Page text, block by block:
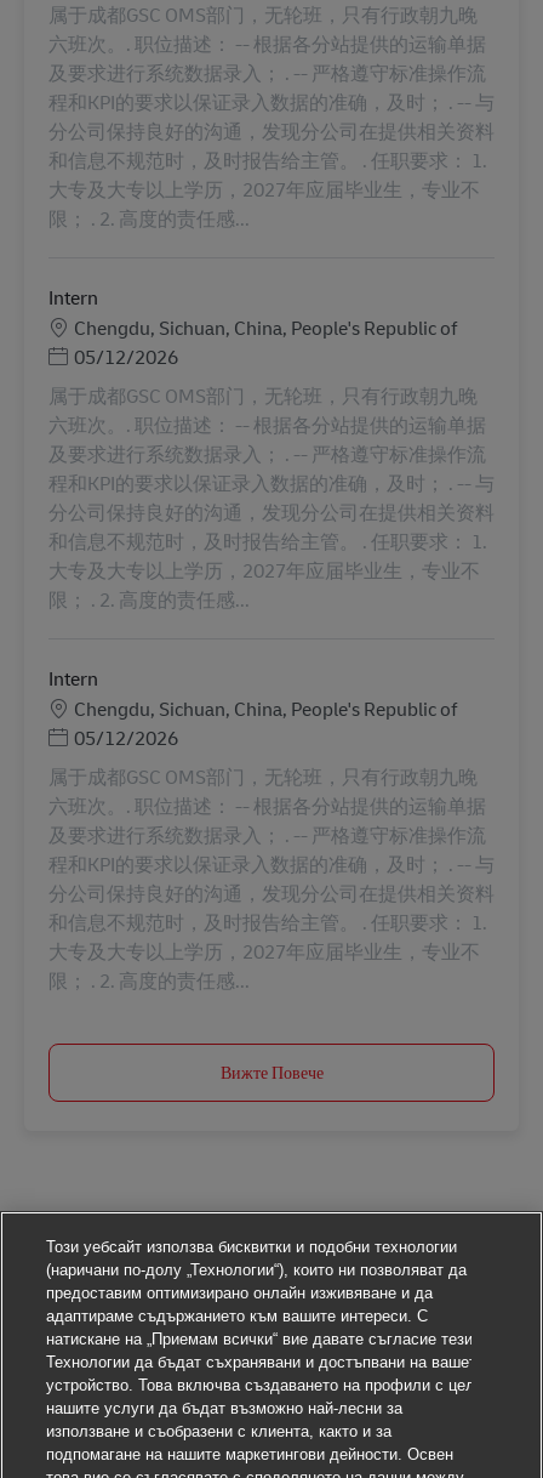
属于成都GSC OMS部门，无轮班，只有行政朝九晚
六班次。. 职位描述： -- 根据各分站提供的运输单据
及要求进行系统数据录入； . -- 严格遵守标准操作流
程和KPI的要求以保证录入数据的准确，及时； . -- 与
分公司保持良好的沟通，发现分公司在提供相关资料
和信息不规范时，及时报告给主管。 . 任职要求： 1.
大专及大专以上学历，2027年应届毕业生，专业不
限； . 2. 高度的责任感...
Intern
Местоположение
Chengdu, Sichuan, China, People's Republic of
Posted Date
05/12/2026
属于成都GSC OMS部门，无轮班，只有行政朝九晚
六班次。. 职位描述： -- 根据各分站提供的运输单据
及要求进行系统数据录入； . -- 严格遵守标准操作流
程和KPI的要求以保证录入数据的准确，及时； . -- 与
分公司保持良好的沟通，发现分公司在提供相关资料
和信息不规范时，及时报告给主管。 . 任职要求： 1.
大专及大专以上学历，2027年应届毕业生，专业不
限； . 2. 高度的责任感...
Intern
Местоположение
Chengdu, Sichuan, China, People's Republic of
Posted Date
05/12/2026
属于成都GSC OMS部门，无轮班，只有行政朝九晚
六班次。. 职位描述： -- 根据各分站提供的运输单据
及要求进行系统数据录入； . -- 严格遵守标准操作流
程和KPI的要求以保证录入数据的准确，及时； . -- 与
分公司保持良好的沟通，发现分公司在提供相关资料
和信息不规范时，及时报告给主管。 . 任职要求： 1.
大专及大专以上学历，2027年应届毕业生，专业不
限； . 2. 高度的责任感...
Вижте Повече
Този уебсайт използва бисквитки и подобни технологии
(наричани по-долу „Технологии“), които ни позволяват да
предоставим оптимизирано онлайн изживяване и да
адаптираме съдържанието към вашите интереси. С
натискане на „Приемам всички“ вие давате съгласие тези
Технологии да бъдат съхранявани и достъпвани на вашето
устройство. Това включва създаването на профили с цел
нашите услуги да бъдат възможно най-лесни за
използване и съобразени с клиента, както и за
подпомагане на нашите маркетингови дейности. Освен